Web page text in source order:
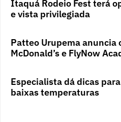
Itaquá Rodeio Fest terá
e vista privilegiada
Patteo Urupema anuncia
McDonald’s e FlyNow
Especialista dá dicas
baixas temperaturas